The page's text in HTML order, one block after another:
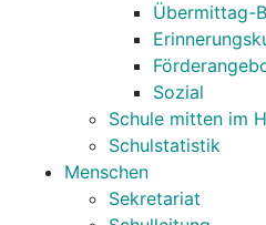
Übermittag-
Sozial
Schule mitten im
Schulstatistik
Menschen
Sekretariat